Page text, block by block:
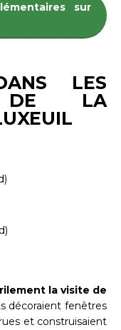
sur
LES
DE LA
la visite de
décoraient fenêtres
et construisaient